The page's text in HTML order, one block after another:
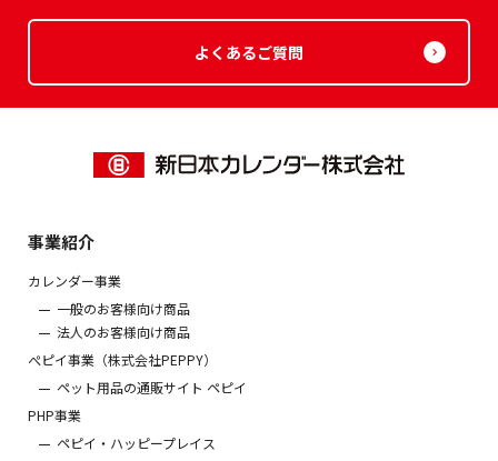
よくあるご質問
事業紹介
カレンダー事業
一般のお客様向け商品
法人のお客様向け商品
ぺピイ事業（株式会社PEPPY）
ペット用品の通販サイト ペピイ
PHP事業
ペピイ・ハッピープレイス